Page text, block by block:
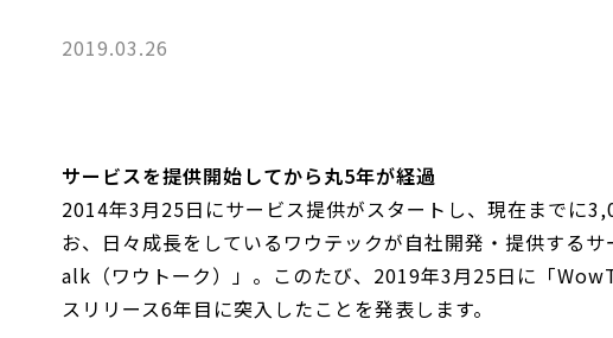
2019.03.26
サービスを提供開始してから丸5年が経過
2014年3月25日にサービス提供がスタートし、現在までに
お、日々成長をしているワウテックが自社開発・提供する
alk（ワウトーク）」。このたび、2019年3月25日に「
スリリース6年目に突入したことを発表します。